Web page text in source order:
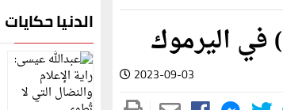
في اليرموك
2023-09-03
الدنيا حكايات